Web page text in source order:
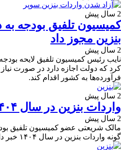
2 سال پیش
کمیسیون تلفیق بودجه
بنزین مجوز داد
2 سال پیش
کرد که دولت اجازه دارد در صورت
فرآورده‌ها به کشور اقدام کند.
2 سال پیش
واردات بنزین در سال ۱۴۰۴ ممنوع می شود
2 سال پیش
مالک شریعتی عضو کمیسیون تلفیق
گونه واردات بنزین در سال ۱۴۰۴ خبر داد.